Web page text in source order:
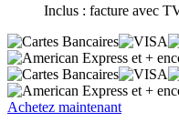
Inclus : facture avec
et +
et +
Achetez maintenant